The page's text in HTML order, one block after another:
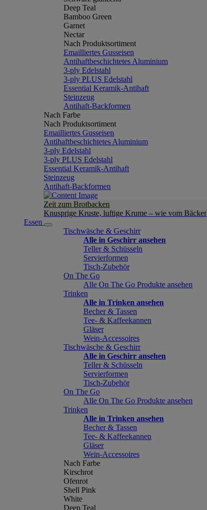
Deep Teal
Bamboo Green
Garnet
Nectar
Nach Produktsortiment
Emailliertes Gusseisen
Antihaftbeschichtetes Aluminium
3-ply Edelstahl
3-ply PLUS Edelstahl
Essential Keramik-Antihaft
Steinzeug
Antihaft-Backformen
Nach Farbe
Nach Produktsortiment
Emailliertes Gusseisen
Antihaftbeschichtetes Aluminium
3-ply Edelstahl
3-ply PLUS Edelstahl
Essential Keramik-Antihaft
Steinzeug
Antihaft-Backformen
Zeit zum Brotbacken
Knusprige Kruste, luftige Krume – wie vom Bäcker
Essen
Tischwäsche & Geschirr
Alle in Geschirr ansehen
Teller & Schüsseln
Servierformen
Tisch-Zubehör
On The Go
Alle On The Go Produkte ansehen
Trinken
Alle in Trinken ansehen
Becher & Tassen
Tee- & Kaffeekannen
Gläser
Wein-Accessoires
Tischwäsche & Geschirr
Alle in Geschirr ansehen
Teller & Schüsseln
Servierformen
Tisch-Zubehör
On The Go
Alle On The Go Produkte ansehen
Trinken
Alle in Trinken ansehen
Becher & Tassen
Tee- & Kaffeekannen
Gläser
Wein-Accessoires
Nach Farbe
Kirschrot
Ofenrot
Shell Pink
White
Deep Teal